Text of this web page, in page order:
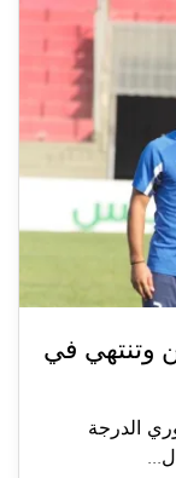
وتنتهي في
الدرجة